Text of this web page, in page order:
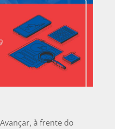
à frente do